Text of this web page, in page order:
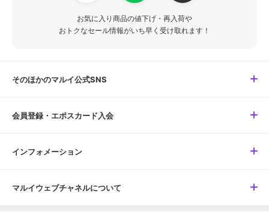
お気に入り商品の値下げ・再入荷や
おトクなセール情報がいち早く受け取れます！
そのほかのマルイ公式SNS
会員登録・エポスカード入会
インフォメーション
マルイウェブチャネルについて